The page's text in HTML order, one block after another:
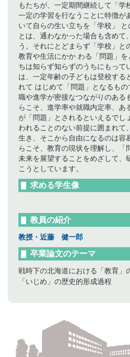
もたちが、一定期間継続して「学
一定の学習を行なうことに特徴が
いて自らの生い立ちを「学校」
とは、通わなかった場合も含めて
う。それにとどまらず「学校」と
教育や生活にかか わる「問題」
ちは知らず知らずのうちにもって
は、一定年齢の子どもは登校する
れて はじめて「問題」となるも
職や進学が密接なつながりのある
らこそ、進学率や就職内定率、あ
が「問題」とされるといえるでし
われることのない前提に囲まれて
生き、そこから自由になるのは容
らこそ、教育の現状を理解し、「
未来を展望することをめざして、
こうとしています。
求める学生像
教員の紹介
教授・近藤 健一郎
卒業論文のテーマ
戦時下の北海道における「教育
「いじめ」の歴史的形成過程